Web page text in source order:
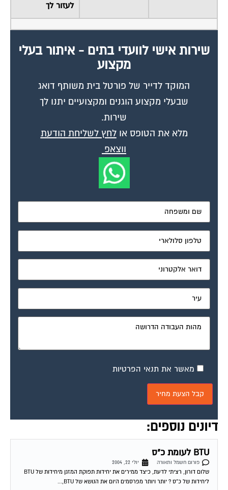
לעזור לך
שירות אישי לוועדי בתים - איתור בעלי
מקצוע
המוקד לדייר של פורטל בית משותף דואג
שבעלי מקצוע הוגנים ומקצועיים יתנו לך
שירות.
מלא את הטופס אולחץ לשליחת הודעת
ווצאפ
מאשר את תנאי הפרטיות
דיונים נוספים:
BTU לעומת כ"ס
פורום חשמל ותאורה
יולי 22, 2004
שלום דורון, רציתי לדעת, כיצד ממירים את יחידות תפוקת המזגן מיחידות של BTU
ליחידות של כ"ס ? יותר ויותר מפרסמים היום את הנושא של BTU,...